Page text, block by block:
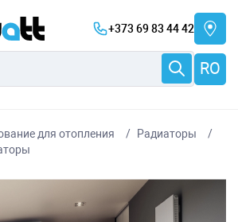
+373 69 83 44 42
RO
для отопления
Радиаторы